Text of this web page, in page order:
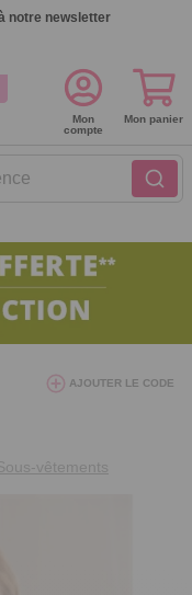
notre newsletter
Mon
compte
Mon panier
AJOUTER LE CODE
Sous-vêtements